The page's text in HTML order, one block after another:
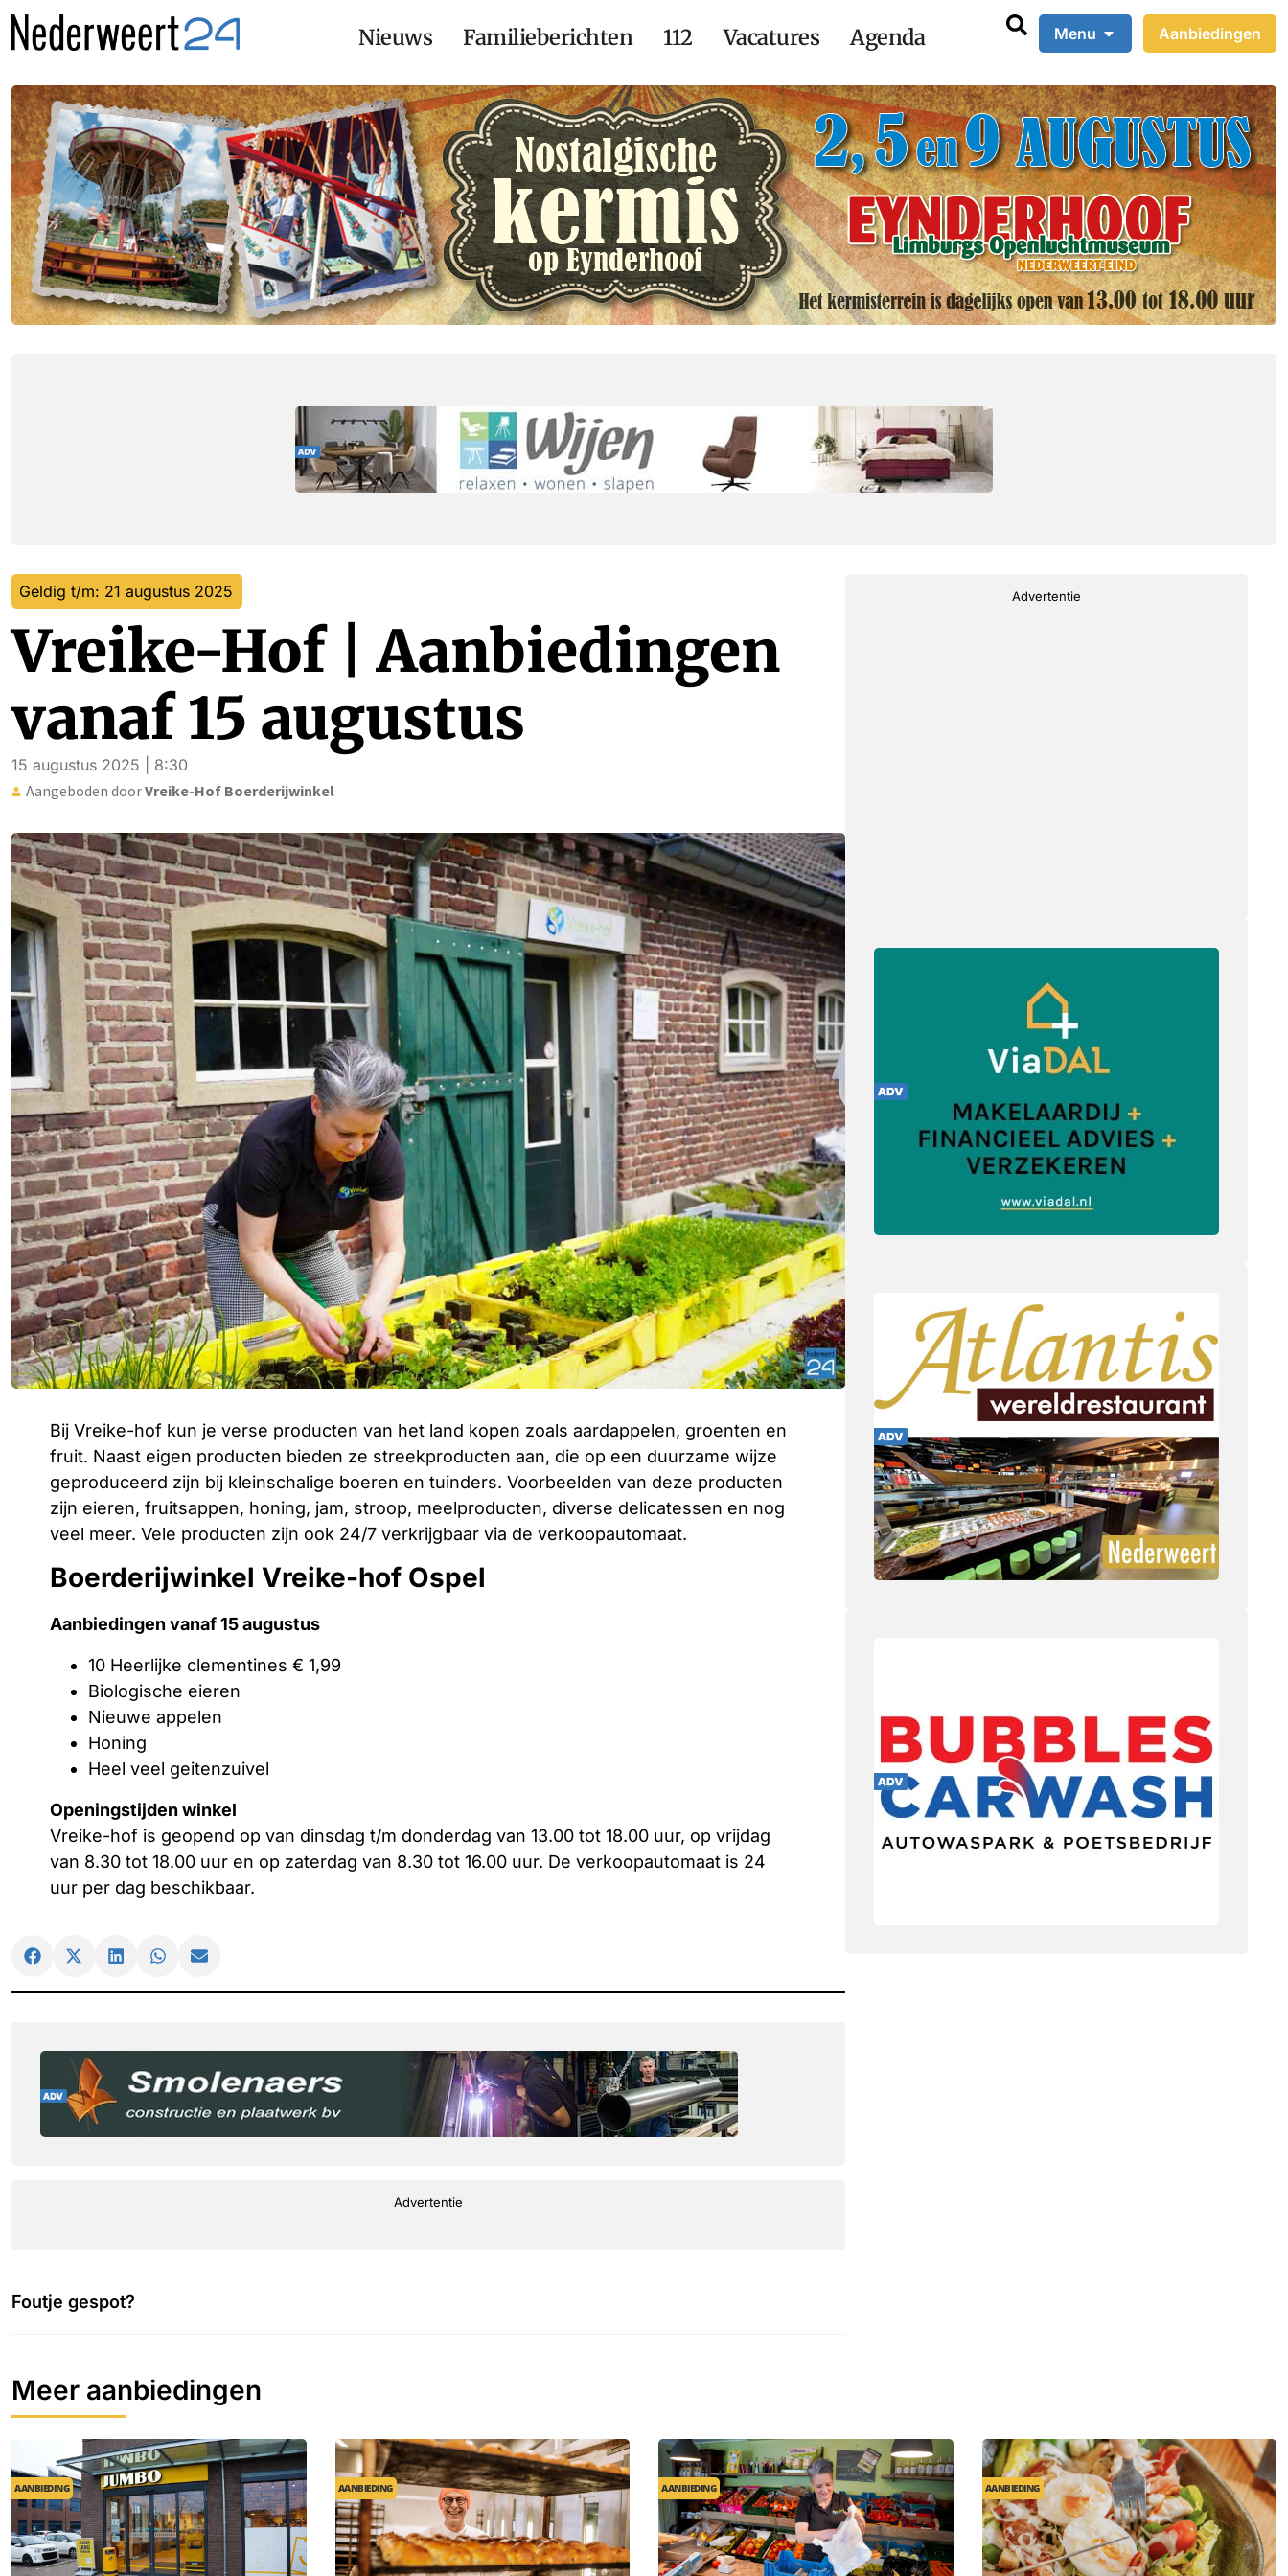
Nieuws Familieberichten 112 Vacatures Agenda Menu Aanbiedingen
Geldig t/m: 21 augustus 2025
Vreike-Hof | Aanbiedingen
vanaf 15 augustus
15 augustus 2025 | 8:30
Aangeboden doorVreike-Hof Boerderijwinkel
Bij Vreike-hof kun je verse producten van het land kopen zoals aardappelen, groenten en
fruit. Naast eigen producten bieden ze streekproducten aan, die op een duurzame wijze
geproduceerd zijn bij kleinschalige boeren en tuinders. Voorbeelden van deze producten
zijn eieren, fruitsappen, honing, jam, stroop, meelproducten, diverse delicatessen en nog
veel meer. Vele producten zijn ook 24/7 verkrijgbaar via de verkoopautomaat.
Boerderijwinkel Vreike-hof Ospel
Aanbiedingen vanaf 15 augustus
10 Heerlijke clementines € 1,99
Biologische eieren
Nieuwe appelen
Honing
Heel veel geitenzuivel
Openingstijden winkel
Vreike-hof is geopend op van dinsdag t/m donderdag van 13.00 tot 18.00 uur, op vrijdag
van 8.30 tot 18.00 uur en op zaterdag van 8.30 tot 16.00 uur. De verkoopautomaat is 24
uur per dag beschikbaar.
Advertentie
Advertentie
Foutje gespot?
Meer aanbiedingen
AANBIEDING AANBIEDING AANBIEDING AANBIEDING